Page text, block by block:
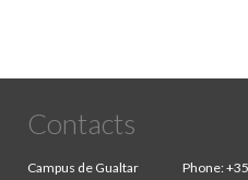
Contacts
Campus de Gualtar
Phone: